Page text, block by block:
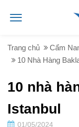
Trang chủ Cẩm
10 Nhà Hàng
10 nhà
Istanbul
01/05/2024